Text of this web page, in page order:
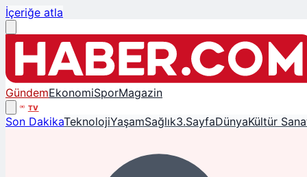
İçeriğe atla
GündemEkonomiSporMagazin
TV
Son DakikaTeknolojiYaşamSağlık3.SayfaDünyaKültür